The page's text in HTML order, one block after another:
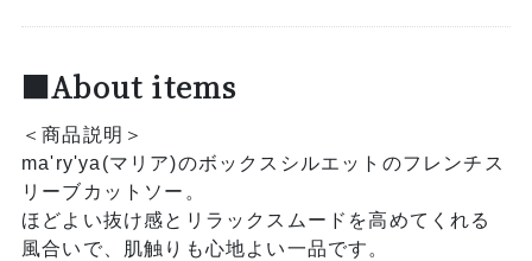
■About items
＜商品説明＞
ma'ry'ya(マリア)のボックスシルエットのフレンチス
リーブカットソー。
ほどよい抜け感とリラックスムードを高めてくれる
風合いで、肌触りも心地よい一品です。